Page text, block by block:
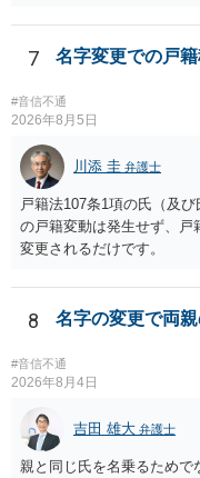
父の氏を称したいという
変更許可の場合、あなたは
籍する（戻る）という戸籍
可申立てにおいては、入
者や15歳以上の子）の同意
です。 (2)については、「
は、名の変更許可よりも
的・心理的な理由ではなか
性的虐待を受けていたケー
立て前に分籍届によって
とをお勧めします。
できるかどうかがポイン
象ですので、上記(1)と(2)
に）提出することが必要
なので、例えば、医学上確
明とそれに沿う資料の提
的・心理的な理由の氏変
護士へ依頼しても苦労する
本人申立てをお考えであれ
れますので、性急な申立
万全の体制で申立てに臨ん
7 名字変更での戸
#音信不通
2026年8月5日
川添 圭 弁護士
戸籍法107条1項の氏（及
の戸籍変動は発生せず、戸
変更されるだけです。
8 名字の変更で両
#音信不通
2026年8月4日
吉田 雄大 弁護士
親と同じ氏を名乗るためで